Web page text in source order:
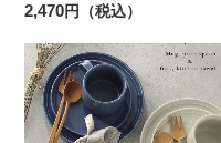
2,470円（税込）